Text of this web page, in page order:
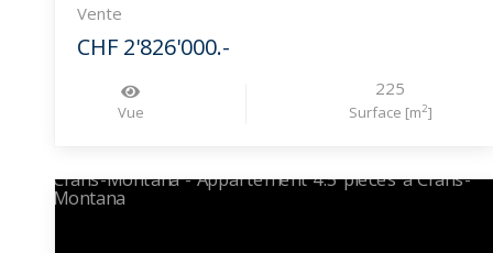
Vente
CHF 2'826'000.-
Vue
225
Surface [m2]